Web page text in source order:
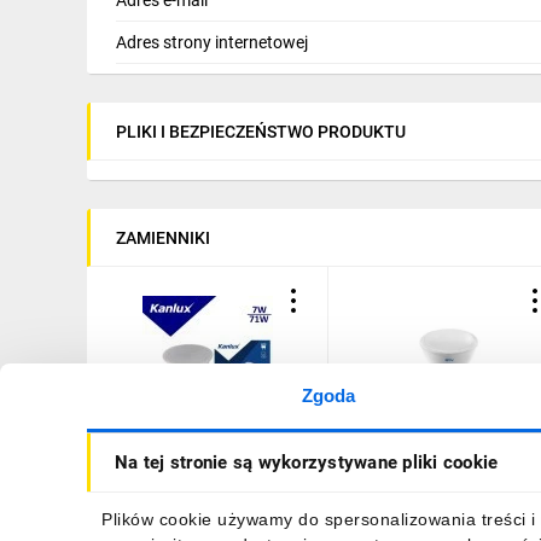
Zgoda
Na tej stronie są wykorzystywane pliki cookie
Plików cookie używamy do spersonalizowania treści
Adres strony internetowej
PLIKI I BEZPIECZEŃSTWO PRODUKTU
ZAMIENNIKI
Żarówka LED K LED GU10
7W-NW 1000lm 4000K
9,53 złbrutto
Żarówka LED GU10
ściemnialna 7W 560lm
LD-SPCGU10-7W
13,58 zł brutto